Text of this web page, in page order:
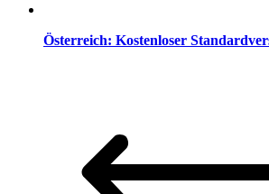
Österreich: Kostenloser